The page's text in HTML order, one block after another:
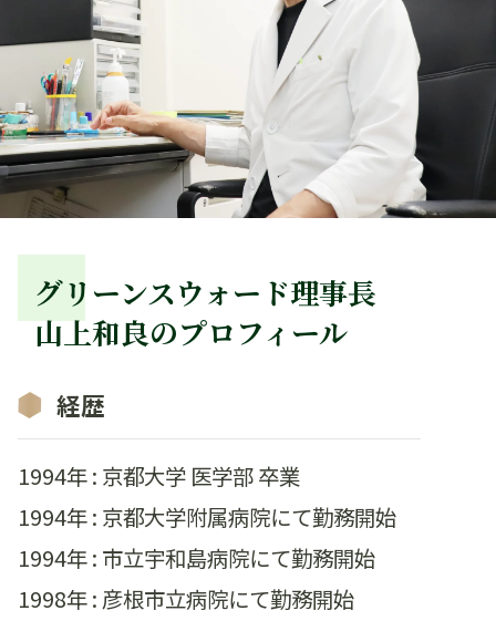
グリーンスウォード理事長
山上和良のプロフィール
経歴
1994年 : 京都大学 医学部 卒業
1994年 : 京都大学附属病院にて勤務開始
1994年 : 市立宇和島病院にて勤務開始
1998年 : 彦根市立病院にて勤務開始